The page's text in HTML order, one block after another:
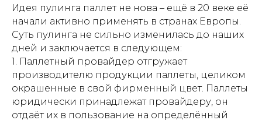
Идея пулинга паллет не нова – ещё в 20 веке её
начали активно применять в странах Европы.
Суть пулинга не сильно изменилась до наших
дней и заключается в следующем:
1. Паллетный провайдер отгружает
производителю продукции паллеты, целиком
окрашенные в свой фирменный цвет. Паллеты
юридически принадлежат провайдеру, он
отдаёт их в пользование на определённый